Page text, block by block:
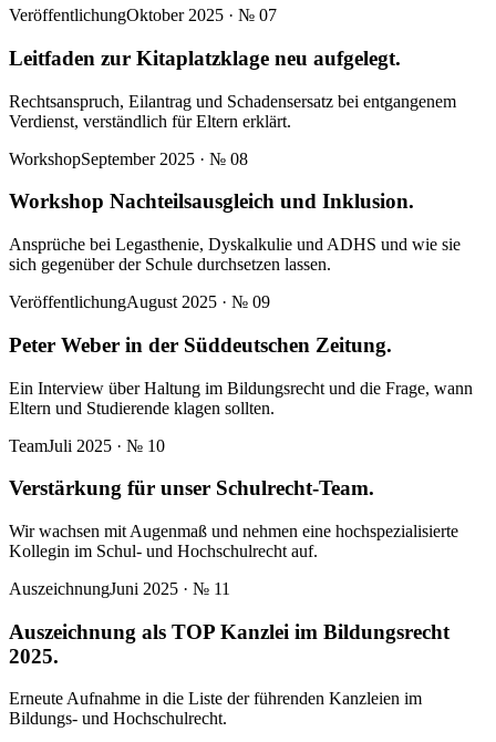
VeröffentlichungOktober 2025 · № 07
Leitfaden zur Kitaplatzklage neu aufgelegt.
Rechtsanspruch, Eilantrag und Schadensersatz bei entgangenem
Verdienst, verständlich für Eltern erklärt.
WorkshopSeptember 2025 · № 08
Workshop Nachteilsausgleich und Inklusion.
Ansprüche bei Legasthenie, Dyskalkulie und ADHS und wie sie
sich gegenüber der Schule durchsetzen lassen.
VeröffentlichungAugust 2025 · № 09
Peter Weber in der Süddeutschen Zeitung.
Ein Interview über Haltung im Bildungsrecht und die Frage, wann
Eltern und Studierende klagen sollten.
TeamJuli 2025 · № 10
Verstärkung für unser Schulrecht-Team.
Wir wachsen mit Augenmaß und nehmen eine hochspezialisierte
Kollegin im Schul- und Hochschulrecht auf.
AuszeichnungJuni 2025 · № 11
Auszeichnung als TOP Kanzlei im Bildungsrecht
2025.
Erneute Aufnahme in die Liste der führenden Kanzleien im
Bildungs- und Hochschulrecht.